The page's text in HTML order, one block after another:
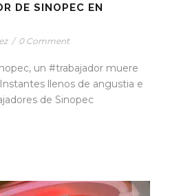
DE SINOPEC EN
/ 0 Comment
un #trabajador muere
llenos de angustia e
de Sinopec